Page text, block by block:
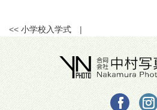
<< 小学校入学式 |